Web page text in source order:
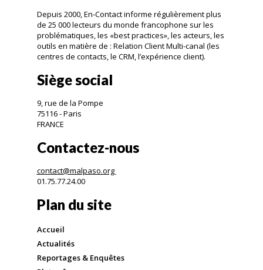
Depuis 2000, En-Contact informe régulièrement plus
de 25 000 lecteurs du monde francophone sur les
problématiques, les «best practices», les acteurs, les
outils en matière de : Relation Client Multi-canal (les
centres de contacts, le CRM, l’expérience client).
Siège social
9, rue de la Pompe
75116 - Paris
FRANCE
Contactez-nous
contact@malpaso.org
01.75.77.24.00
Plan du site
Accueil
Actualités
Reportages & Enquêtes